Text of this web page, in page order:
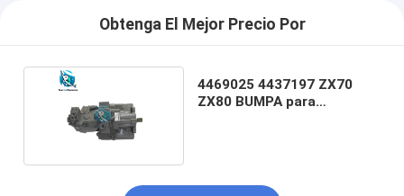
Obtenga El Mejor Precio Por
4469025 4437197 ZX70
ZX80 BUMPA para